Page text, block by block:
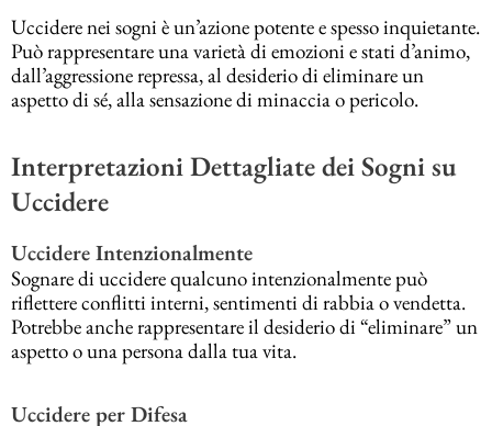
Uccidere nei sogni è un’azione potente e spesso inquietante.
Può rappresentare una varietà di emozioni e stati d’animo,
dall’aggressione repressa, al desiderio di eliminare un
aspetto di sé, alla sensazione di minaccia o pericolo.
Interpretazioni Dettagliate dei Sogni su
Uccidere
Uccidere Intenzionalmente
Sognare di uccidere qualcuno intenzionalmente può
riflettere conflitti interni, sentimenti di rabbia o vendetta.
Potrebbe anche rappresentare il desiderio di “eliminare” un
aspetto o una persona dalla tua vita.
Uccidere per Difesa